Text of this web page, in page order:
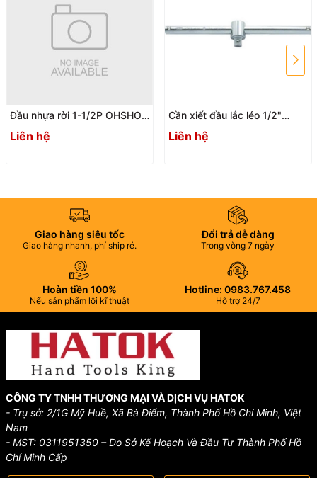
Đầu nhựa rời 1-1/2P OHSHO
033157
Liên hệ
Cần xiết đầu lắc léo 1/2"
250mm ASAHI VT0425
Liên hệ
Giao hàng siêu tốc
Giao hàng nhanh, phí ship rẻ.
Đổi trả dễ dàng
Trong vòng 7 ngày
Hoàn tiền 100%
Nếu sản phẩm lỗi kĩ thuật
Hotline: 0983.767.458
Hỗ trợ 24/7
CÔNG TY TNHH THƯƠNG MẠI VÀ DỊCH VỤ HATOK
- Trụ sở: 2/1G Mỹ Huề, Xã Bà Điểm, Thành Phố Hồ Chí Minh, Việt
Nam
- MST: 0311951350 – Do Sở Kế Hoạch Và Đầu Tư Thành Phố Hồ
Chí Minh Cấp